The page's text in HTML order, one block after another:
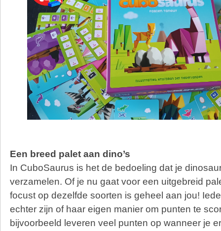
Een breed palet aan dino’s
In CuboSaurus is het de bedoeling dat je
verzamelen. Of je nu gaat voor een uitgebreid
focust op dezelfde soorten is geheel aan jou!
echter zijn of haar eigen manier om punten te
bijvoorbeeld leveren veel punten op wanneer je